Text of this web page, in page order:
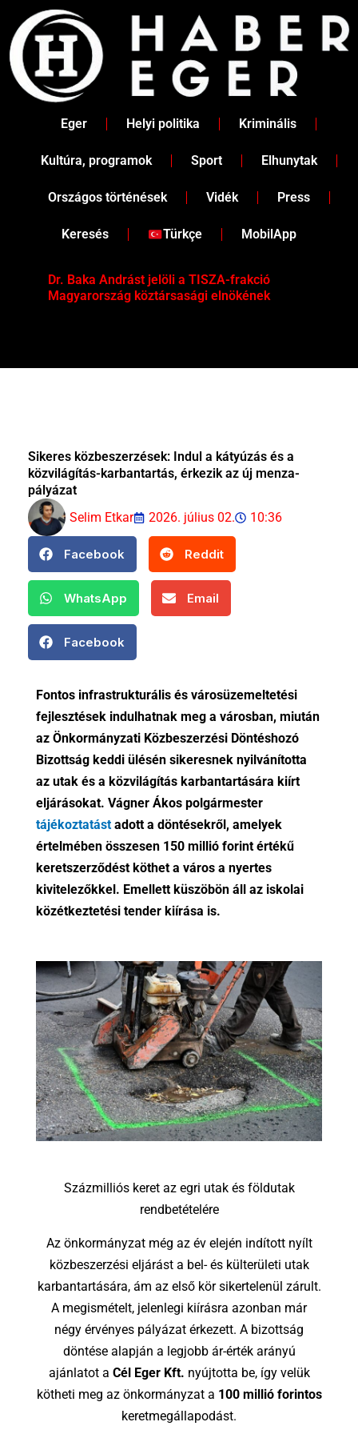
content
Eger Helyi politika Kriminális
Kultúra, programok Sport Elhunytak
Országos történések Vidék Press
Keresés Türkçe MobilApp
Dr. Baka Andrást jelöli a TISZA-frakció
Magyarország köztársasági elnökének
Sikeres közbeszerzések: Indul a kátyúzás és a
közvilágítás-karbantartás, érkezik az új menza-
pályázat
Selim Etkar
2026. július 02. 10:36
Facebook Reddit
WhatsApp Email
Facebook
Fontos infrastrukturális és városüzemeltetési
fejlesztések indulhatnak meg a városban, miután
az Önkormányzati Közbeszerzési Döntéshozó
Bizottság keddi ülésén sikeresnek nyilvánította
az utak és a közvilágítás karbantartására kiírt
eljárásokat. Vágner Ákos polgármester
tájékoztatást adott a döntésekről, amelyek
értelmében összesen 150 millió forint értékű
keretszerződést köthet a város a nyertes
kivitelezőkkel. Emellett küszöbön áll az iskolai
közétkeztetési tender kiírása is.
Százmilliós keret az egri utak és földutak
rendbetételére
Az önkormányzat még az év elején indított nyílt
közbeszerzési eljárást a bel- és külterületi utak
karbantartására, ám az első kör sikertelenül zárult.
A megismételt, jelenlegi kiírásra azonban már
négy érvényes pályázat érkezett. A bizottság
döntése alapján a legjobb ár-érték arányú
ajánlatot a Cél Eger Kft. nyújtotta be, így velük
kötheti meg az önkormányzat a 100 millió forintos
keretmegállapodást.